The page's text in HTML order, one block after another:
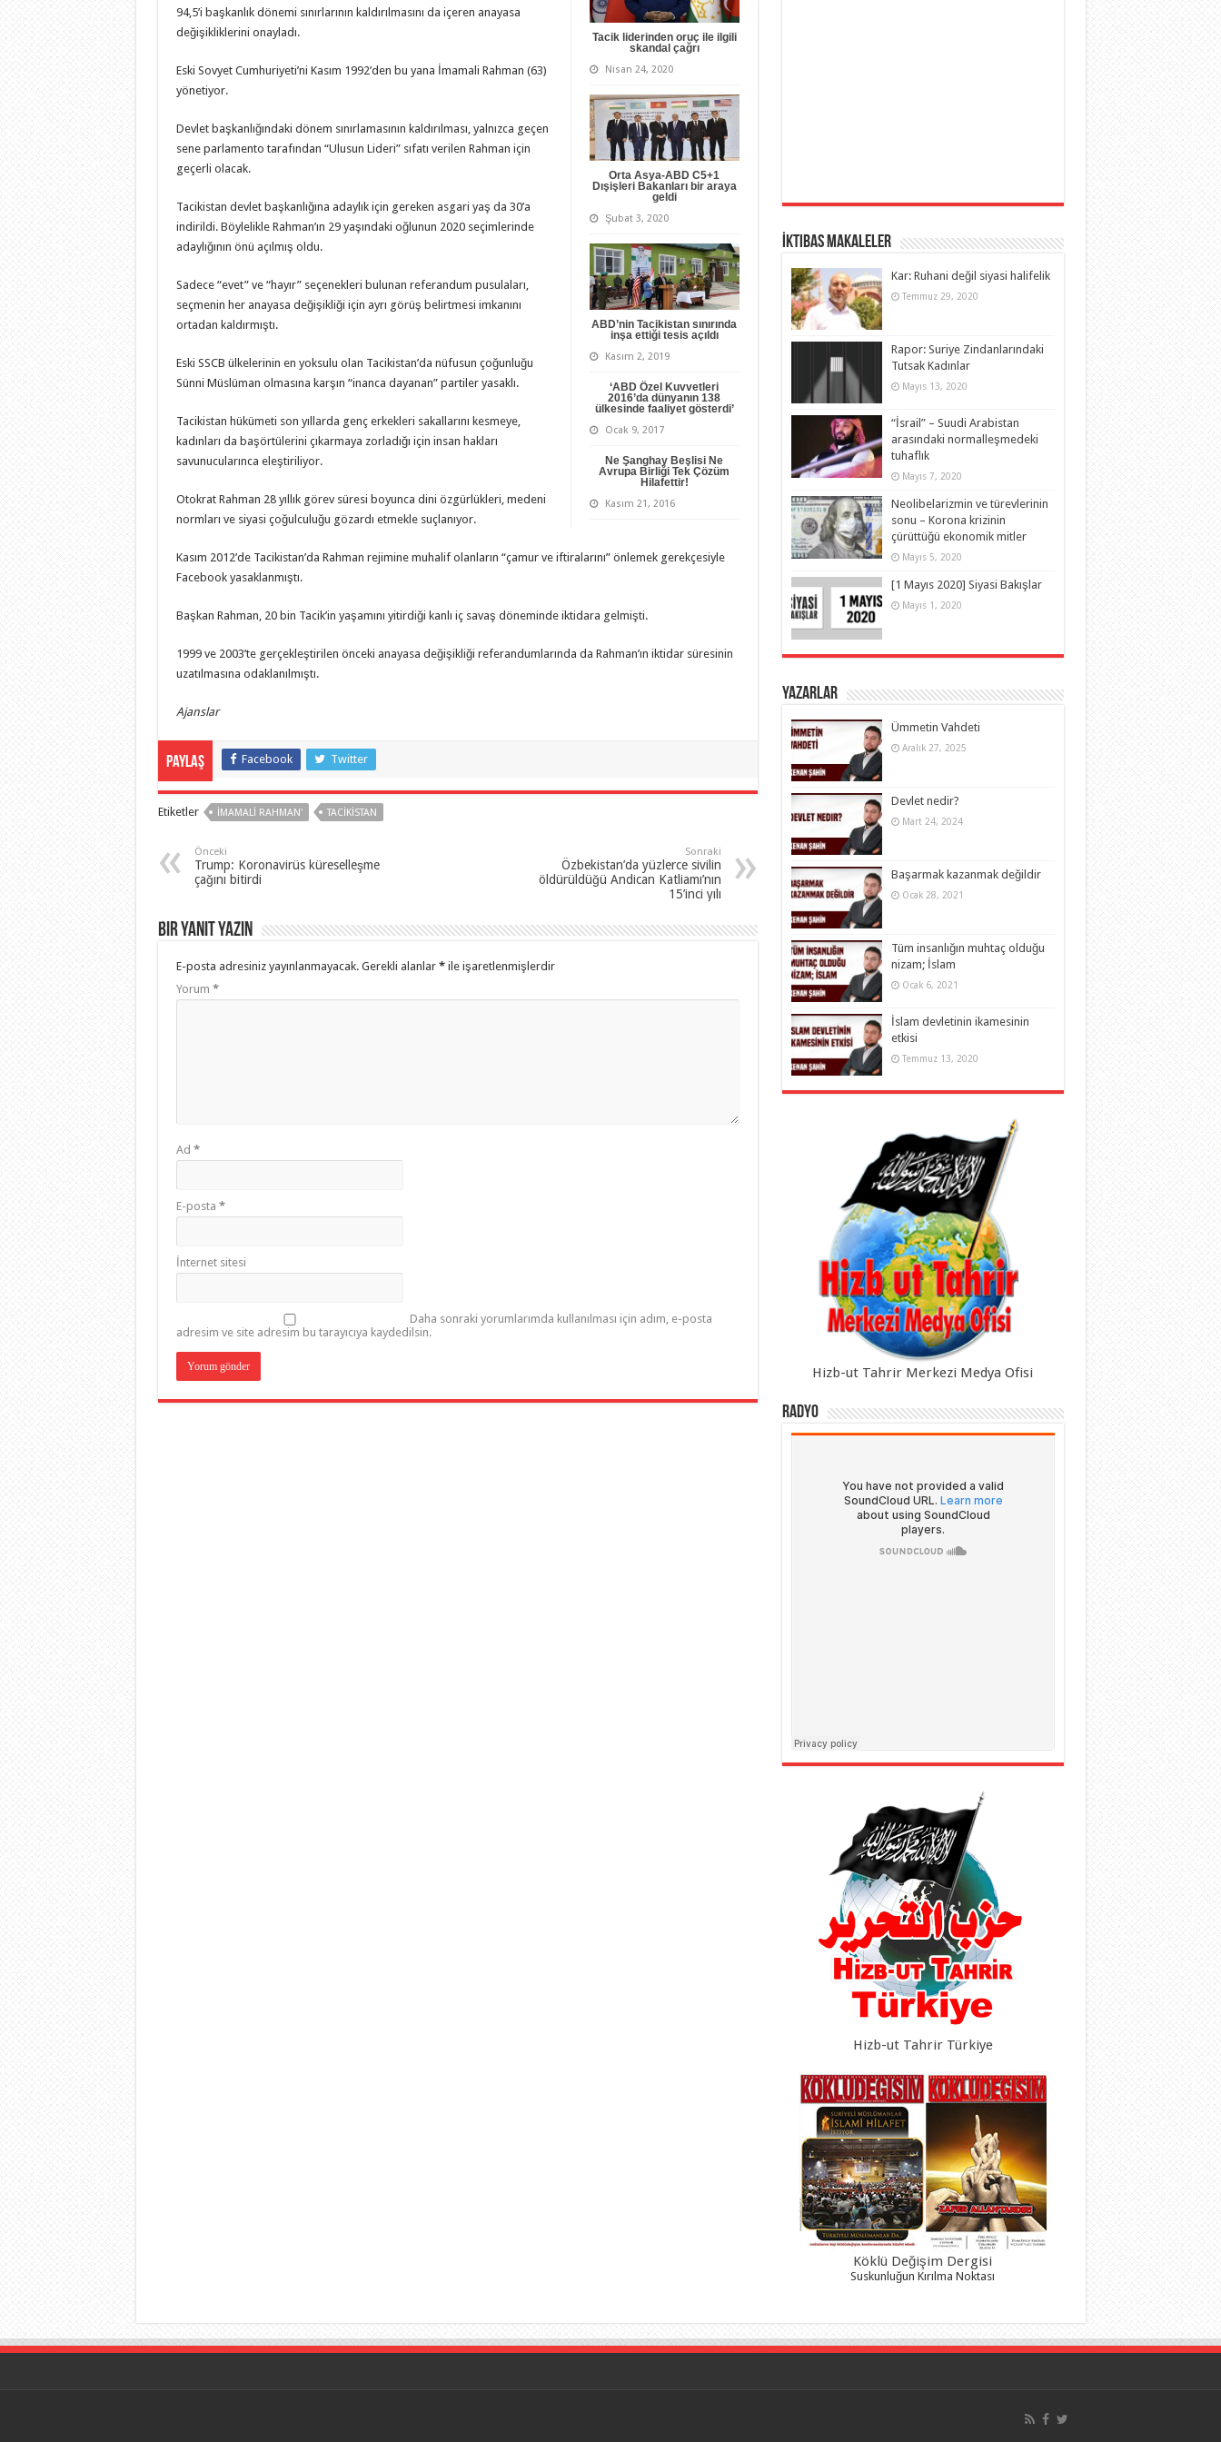
Tacik liderinden oruç ile ilgili
skandal çağrı
Nisan 24, 2020
Orta Asya-ABD C5+1
Dışişleri Bakanları bir araya
geldi
Şubat 3, 2020
ABD’nin Tacikistan sınırında
inşa ettiği tesis açıldı
Kasım 2, 2019
‘ABD Özel Kuvvetleri
2016’da dünyanın 138
ülkesinde faaliyet gösterdi’
Ocak 9, 2017
Ne Şanghay Beşlisi Ne
Avrupa Birliği Tek Çözüm
Hilafettir!
Kasım 21, 2016
94,5’i başkanlık dönemi sınırlarının kaldırılmasını da içeren anayasa
değişikliklerini onayladı.
Eski Sovyet Cumhuriyeti’ni Kasım 1992’den bu yana İmamali Rahman (63)
yönetiyor.
Devlet başkanlığındaki dönem sınırlamasının kaldırılması, yalnızca geçen
sene parlamento tarafından “Ulusun Lideri” sıfatı verilen Rahman için
geçerli olacak.
Tacikistan devlet başkanlığına adaylık için gereken asgari yaş da 30’a
indirildi. Böylelikle Rahman’ın 29 yaşındaki oğlunun 2020 seçimlerinde
adaylığının önü açılmış oldu.
Sadece “evet” ve “hayır” seçenekleri bulunan referandum pusulaları,
seçmenin her anayasa değişikliği için ayrı görüş belirtmesi imkanını
ortadan kaldırmıştı.
Eski SSCB ülkelerinin en yoksulu olan Tacikistan’da nüfusun çoğunluğu
Sünni Müslüman olmasına karşın “inanca dayanan” partiler yasaklı.
Tacikistan hükümeti son yıllarda genç erkekleri sakallarını kesmeye,
kadınları da başörtülerini çıkarmaya zorladığı için insan hakları
savunucularınca eleştiriliyor.
Otokrat Rahman 28 yıllık görev süresi boyunca dini özgürlükleri, medeni
normları ve siyasi çoğulculuğu gözardı etmekle suçlanıyor.
Kasım 2012’de Tacikistan’da Rahman rejimine muhalif olanların “çamur ve iftiralarını” önlemek gerekçesiyle
Facebook yasaklanmıştı.
Başkan Rahman, 20 bin Tacik’in yaşamını yitirdiği kanlı iç savaş döneminde iktidara gelmişti.
1999 ve 2003’te gerçekleştirilen önceki anayasa değişikliği referandumlarında da Rahman’ın iktidar süresinin
uzatılmasına odaklanılmıştı.
Ajanslar
Paylaş Facebook Twitter
Etiketler İMAMALI RAHMAN' TACIKISTAN
Önceki
Trump: Koronavirüs küreselleşme
çağını bitirdi
Sonraki
Özbekistan’da yüzlerce sivilin
öldürüldüğü Andican Katliamı’nın
15’inci yılı
Bir yanıt yazın
E-posta adresiniz yayınlanmayacak. Gerekli alanlar *ile işaretlenmişlerdir
Yorum *
Ad *
E-posta *
İnternet sitesi
Daha sonraki yorumlarımda kullanılması için adım, e-posta
adresim ve site adresim bu tarayıcıya kaydedilsin.
İktibas Makaleler
Kar: Ruhani değil siyasi halifelik
Temmuz 29, 2020
Rapor: Suriye Zindanlarındaki
Tutsak Kadınlar
Mayıs 13, 2020
“İsrail” – Suudi Arabistan
arasındaki normalleşmedeki
tuhaflık
Mayıs 7, 2020
Neolibelarizmin ve türevlerinin
sonu – Korona krizinin
çürüttüğü ekonomik mitler
Mayıs 5, 2020
[1 Mayıs 2020] Siyasi Bakışlar
Mayıs 1, 2020
Yazarlar
Ümmetin Vahdeti
Aralık 27, 2025
Devlet nedir?
Mart 24, 2024
Başarmak kazanmak değildir
Ocak 28, 2021
Tüm insanlığın muhtaç olduğu
nizam; İslam
Ocak 6, 2021
İslam devletinin ikamesinin
etkisi
Temmuz 13, 2020
Hizb-ut Tahrir Merkezi Medya Ofisi
Radyo
Hizb-ut Tahrir Türkiye
Köklü Değişim Dergisi
Suskunluğun Kırılma Noktası